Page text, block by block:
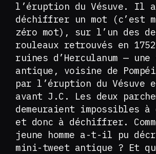
l’éruption du Vésuve. Il
déchiffrer un mot (c’est
zéro mot), sur l’un des
rouleaux retrouvés en
ruines d’Herculanum —
antique, voisine de
par l’éruption du Vésuve
avant J.C. Les deux
demeuraient impossibles
et donc à déchiffrer.
jeune homme a-t-il pu
mini-tweet antique ? Et